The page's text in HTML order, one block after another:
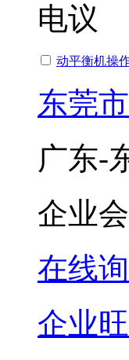
电议
动平衡机操
东莞
广东-
企业
在线
企业